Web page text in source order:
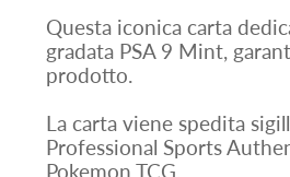
Questa iconica carta
gradata PSA 9 Mint,
prodotto.
La carta viene spedita
Professional Sports
Pokemon TCG.